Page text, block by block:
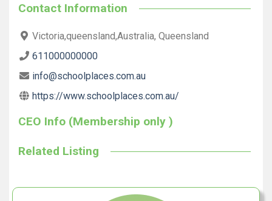
Contact Information
Victoria,queensland,Australia, Queensland
611000000000
info@schoolplaces.com.au
https://www.schoolplaces.com.au/
CEO Info (Membership only )
Related Listing